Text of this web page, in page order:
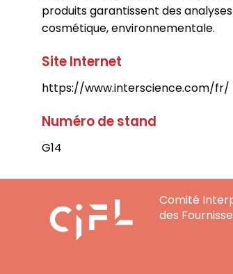
produits garantissent des
cosmétique, environnementale.
Site Internet
https://www.interscience.com/fr/
Numéro de stand
G14
Comité
des